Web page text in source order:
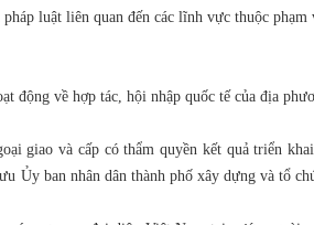
luật liên quan đến các lĩnh vực thuộc phạm
động về hợp tác, hội nhập quốc tế của địa
giao và cấp có thẩm quyền kết quả triển
Ủy ban nhân dân thành phố xây dựng và tổ